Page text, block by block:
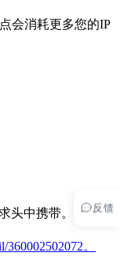
反馈
会消耗更多您的IP
头中携带。关于如
360002502072。